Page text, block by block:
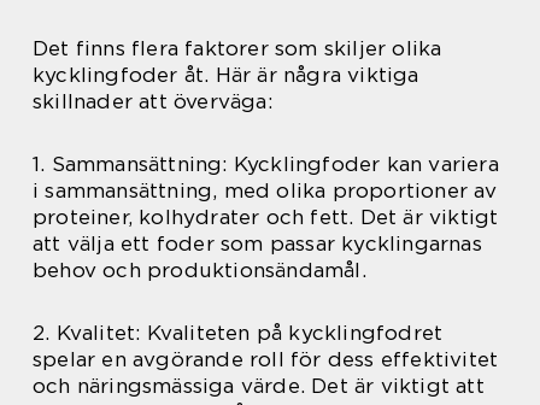
Det finns flera faktorer som skiljer olika
kycklingfoder åt. Här är några viktiga
skillnader att överväga:
1. Sammansättning: Kycklingfoder kan variera
i sammansättning, med olika proportioner av
proteiner, kolhydrater och fett. Det är viktigt
att välja ett foder som passar kycklingarnas
behov och produktionsändamål.
2. Kvalitet: Kvaliteten på kycklingfodret
spelar en avgörande roll för dess effektivitet
och näringsmässiga värde. Det är viktigt att